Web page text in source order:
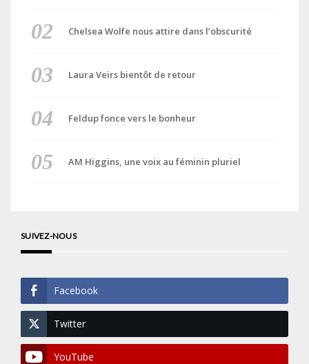
Chelsea Wolfe nous attire dans l’obscurité
Laura Veirs bientôt de retour
Feldup fonce vers le bonheur
AM Higgins, une voix au féminin pluriel
SUIVEZ-NOUS
Facebook
Twitter
YouTube